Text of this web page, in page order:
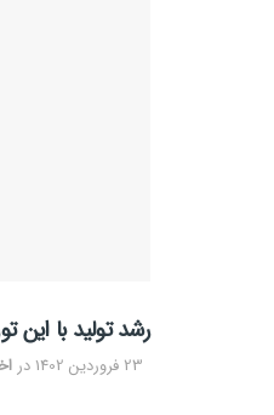
رشد تولید با
23 فروردین 1402 در